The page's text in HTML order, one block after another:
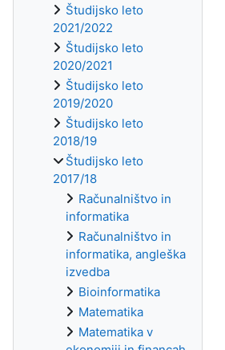
Študijsko leto
2021/2022
Študijsko leto
2020/2021
Študijsko leto
2019/2020
Študijsko leto
2018/19
Študijsko leto
2017/18
Računalništvo in
informatika
Računalništvo in
informatika, angleška
izvedba
Bioinformatika
Matematika
Matematika v